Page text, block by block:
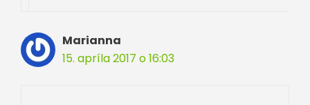
Marianna
15. apríla 2017 o 16:03